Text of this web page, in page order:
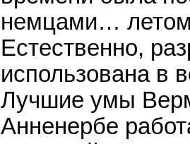
немцами… летом
Естественно,
использована в
Лучшие умы
Анненербе